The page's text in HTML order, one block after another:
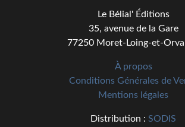
Le Bélial' Éditions
35, avenue de la Gare
77250 Moret-Loing-et-
À propos
Conditions Générales de
Mentions légales
Distribution : SODIS